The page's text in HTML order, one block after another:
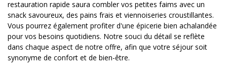
restauration rapide saura combler vos petites faims avec un
snack savoureux, des pains frais et viennoiseries croustillantes.
Vous pourrez également profiter d'une épicerie bien achalandée
pour vos besoins quotidiens. Notre souci du détail se reflète
dans chaque aspect de notre offre, afin que votre séjour soit
synonyme de confort et de bien-être.